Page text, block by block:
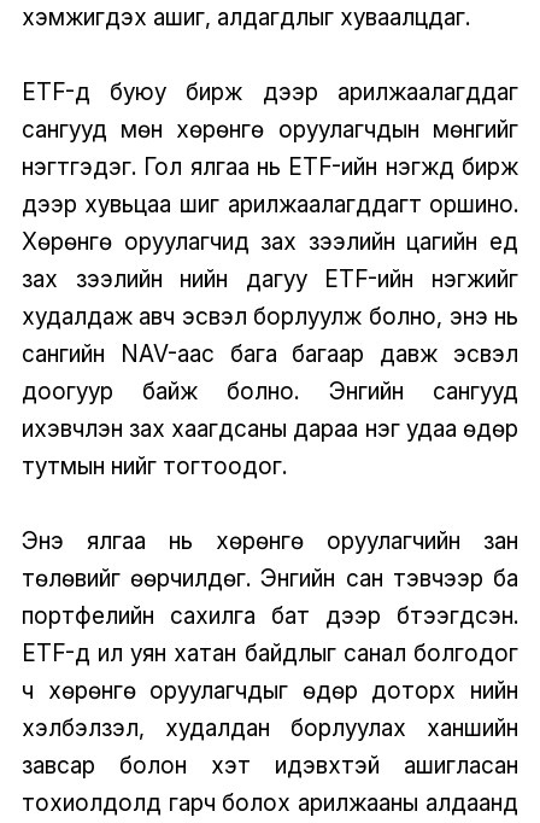
хэмжигдэх ашиг, алдагдлыг хуваалцдаг.
ETF-үүд буюу бирж дээр арилжаалагддаг
сангууд мөн хөрөнгө оруулагчдын мөнгийг
нэгтгэдэг. Гол ялгаа нь ETF-ийн нэгжүүд бирж
дээр хувьцаа шиг арилжаалагддагт оршино.
Хөрөнгө оруулагчид зах зээлийн цагийн үед
зах зээлийн үнийн дагуу ETF-ийн нэгжийг
худалдаж авч эсвэл борлуулж болно, энэ нь
сангийн NAV-аас бага багаар давж эсвэл
доогуур байж болно. Энгийн сангууд
ихэвчлэн зах хаагдсаны дараа нэг удаа өдөр
тутмын үнийг тогтоодог.
Энэ ялгаа нь хөрөнгө оруулагчийн зан
төлөвийг өөрчилдөг. Энгийн сан тэвчээр ба
портфелийн сахилга бат дээр бүтээгдсэн.
ETF-үүд илүү уян хатан байдлыг санал болгодог
ч хөрөнгө оруулагчдыг өдөр доторх үнийн
хэлбэлзэл, худалдан борлуулах ханшийн
завсар болон хэт идэвхтэй ашигласан
тохиолдолд гарч болох арилжааны алдаанд